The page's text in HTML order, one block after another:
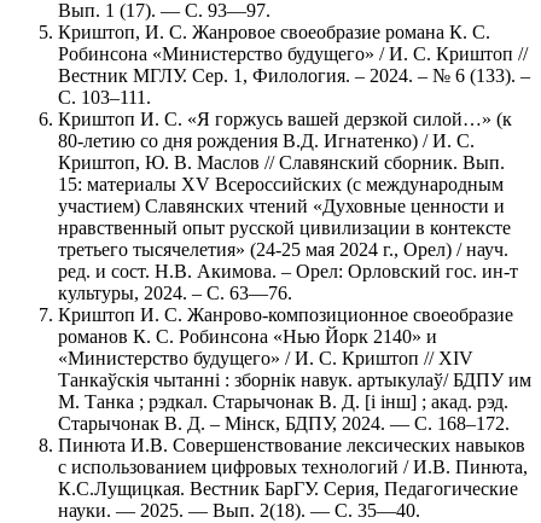
Вып. 1 (17). — С. 93—97.
Криштоп, И. С. Жанровое своеобразие романа К. С.
Робинсона «Министерство будущего» / И. С. Криштоп //
Вестник МГЛУ. Сер. 1, Филология. – 2024. – № 6 (133). –
С. 103–111.
Криштоп И. С. «Я горжусь вашей дерзкой силой…» (к
80-летию со дня рождения В.Д. Игнатенко) / И. С.
Криштоп, Ю. В. Маслов // Славянский сборник. Вып.
15: материалы XV Всероссийских (с международным
участием) Славянских чтений «Духовные ценности и
нравственный опыт русской цивилизации в контексте
третьего тысячелетия» (24-25 мая 2024 г., Орел) / науч.
ред. и сост. Н.В. Акимова. – Орел: Орловский гос. ин-т
культуры, 2024. – С. 63—76.
Криштоп И. С. Жанрово-композиционное своеобразие
романов К. С. Робинсона «Нью Йорк 2140» и
«Министерство будущего» / И. С. Криштоп // ХІV
Танкаўскія чытанні : зборнік навук. артыкулаў/ БДПУ им
М. Танка ; рэдкал. Старычонак В. Д. [і інш] ; акад. рэд.
Старычонак В. Д. – Мінск, БДПУ, 2024. — С. 168–172.
Пинюта И.В. Совершенствование лексических навыков
с использованием цифровых технологий / И.В. Пинюта,
К.С.Лущицкая. Вестник БарГУ. Серия, Педагогические
науки. — 2025. — Вып. 2(18). — С. 35—40.